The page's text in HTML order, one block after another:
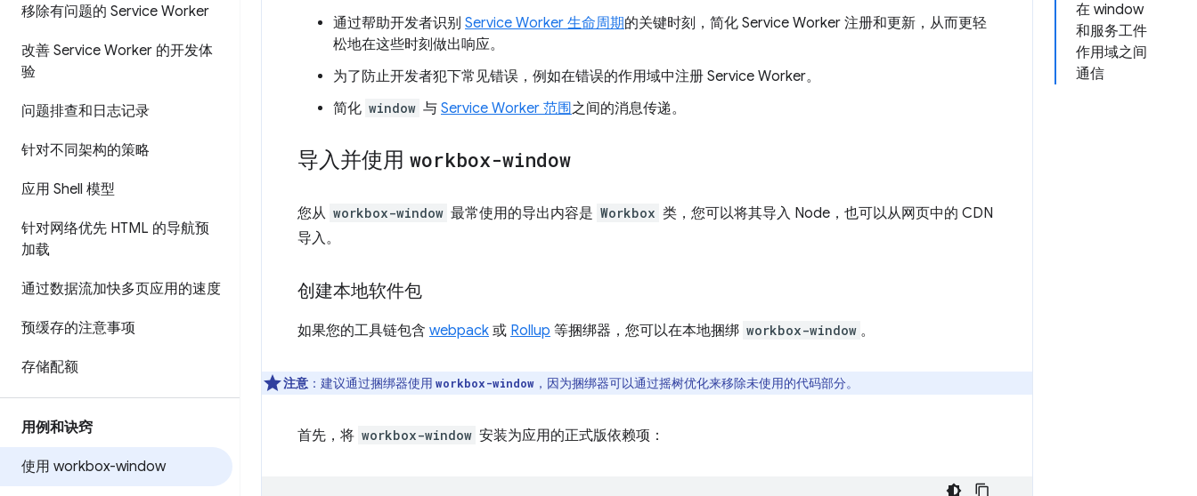
移除有问题的 Service Worker
改善 Service Worker 的开发体
验
问题排查和日志记录
针对不同架构的策略
应用 Shell 模型
针对网络优先 HTML 的导航预
加载
通过数据流加快多页应用的速度
预缓存的注意事项
存储配额
用例和诀窍
使用 workbox-window
在 window
和服务工件
作用域之间
通信
通过帮助开发者识别 Service Worker 生命周期的关键时刻，简化 Service Worker 注册和更新，从而更轻
松地在这些时刻做出响应。
为了防止开发者犯下常见错误，例如在错误的作用域中注册 Service Worker。
简化 window 与 Service Worker 范围之间的消息传递。
导入并使用 workbox-window
您从 workbox-window 最常使用的导出内容是 Workbox 类，您可以将其导入 Node，也可以从网页中的 CDN
导入。
创建本地软件包
如果您的工具链包含 webpack 或 Rollup 等捆绑器，您可以在本地捆绑 workbox-window 。
注意 ：建议通过捆绑器使用 workbox-window ，因为捆绑器可以通过摇树优化来移除未使用的代码部分。
首先，将 workbox-window 安装为应用的正式版依赖项：